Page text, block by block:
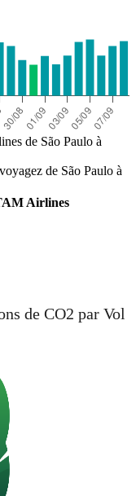
de São Paulo à
de São Paulo à
Airlines
de CO2 par Vol